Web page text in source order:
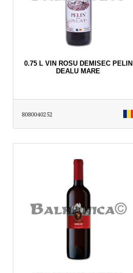
0.75 L VIN ROSU DEMISEC PELIN
DEALU MARE
8080040252